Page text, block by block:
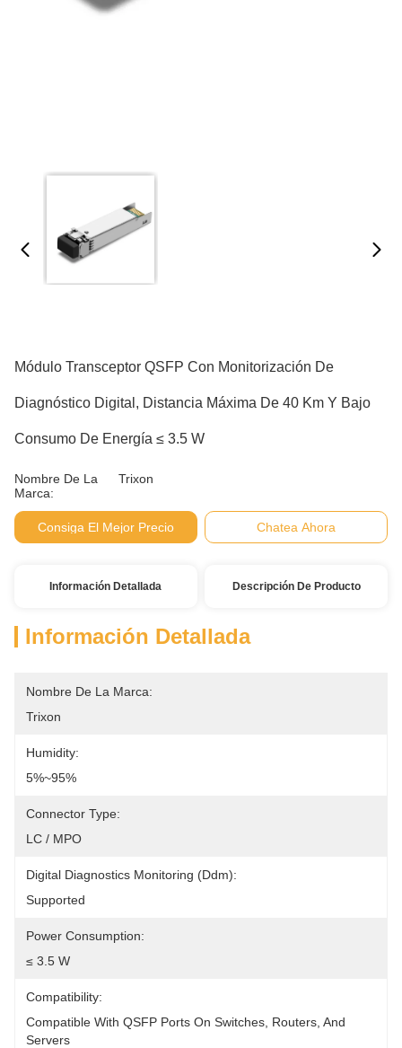
Módulo Transceptor QSFP Con Monitorización De
Diagnóstico Digital, Distancia Máxima De 40 Km Y Bajo
Consumo De Energía ≤ 3.5 W
Nombre De La
Marca:
Trixon
Consiga El Mejor Precio Chatea Ahora
Información Detallada Descripción De Producto
Información Detallada
Nombre De La Marca:
Trixon
Humidity:
5%~95%
Connector Type:
LC / MPO
Digital Diagnostics Monitoring (Ddm):
Supported
Power Consumption:
≤ 3.5 W
Compatibility:
Compatible With QSFP Ports On Switches, Routers, And
Servers